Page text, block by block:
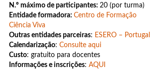
N.º máximo de participantes: 20 (por turma)
Entidade formadora:Centro de Formação
Ciência Viva
Outras entidades parceiras: ESERO – Portugal
Calendarização:Consulte aqui
Custo: gratuito para docentes
Informações e inscrições:AQUI